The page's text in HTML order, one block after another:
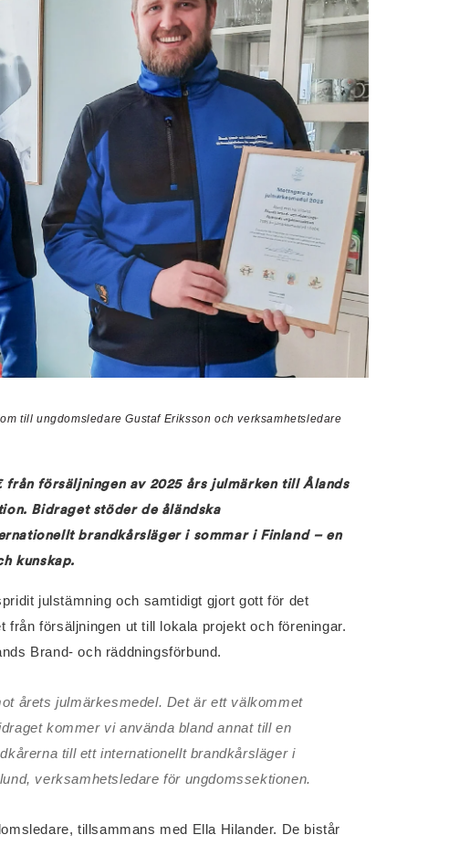
till ungdomsledare Gustaf Eriksson och verksamhetsledare
försäljningen av 2025 års julmärken till Ålands
Bidraget stöder de åländska
brandkårsläger i sommar i Finland – en
kunskap.
julstämning och samtidigt gjort gott för det
försäljningen ut till lokala projekt och föreningar.
Brand- och räddningsförbund.
årets julmärkesmedel. Det är ett välkommet
kommer vi använda bland annat till en
till ett internationellt brandkårsläger i
verksamhetsledare för ungdomssektionen.
tillsammans med Ella Hilander. De bistår